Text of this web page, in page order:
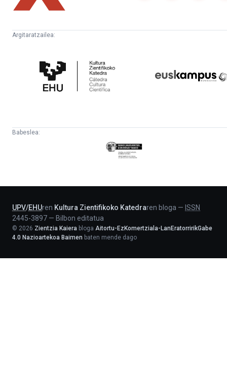
Argitaratzailea:
Zientifikoko
Katedra
Babeslea:
Eusko
Jaurlaritza
UPV/EHUren Kultura Zientifikoko Katedraren bloga — ISSN
2445-3897 — Bilbon editatua
© 2026 Zientzia Kaiera bloga Aitortu-EzKomertziala-LanEratorririkGabe
4.0 Nazioartekoa Baimen baten mende dago